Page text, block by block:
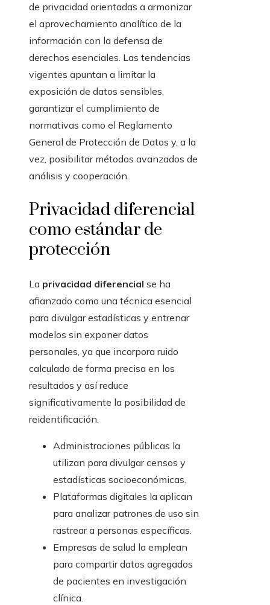
de privacidad orientadas a armonizar
el aprovechamiento analítico de la
información con la defensa de
derechos esenciales. Las tendencias
vigentes apuntan a limitar la
exposición de datos sensibles,
garantizar el cumplimiento de
normativas como el Reglamento
General de Protección de Datos y, a la
vez, posibilitar métodos avanzados de
análisis y cooperación.
Privacidad diferencial
como estándar de
protección
La privacidad diferencial se ha
afianzado como una técnica esencial
para divulgar estadísticas y entrenar
modelos sin exponer datos
personales, ya que incorpora ruido
calculado de forma precisa en los
resultados y así reduce
significativamente la posibilidad de
reidentificación.
Administraciones públicas la
utilizan para divulgar censos y
estadísticas socioeconómicas.
Plataformas digitales la aplican
para analizar patrones de uso sin
rastrear a personas específicas.
Empresas de salud la emplean
para compartir datos agregados
de pacientes en investigación
clínica.